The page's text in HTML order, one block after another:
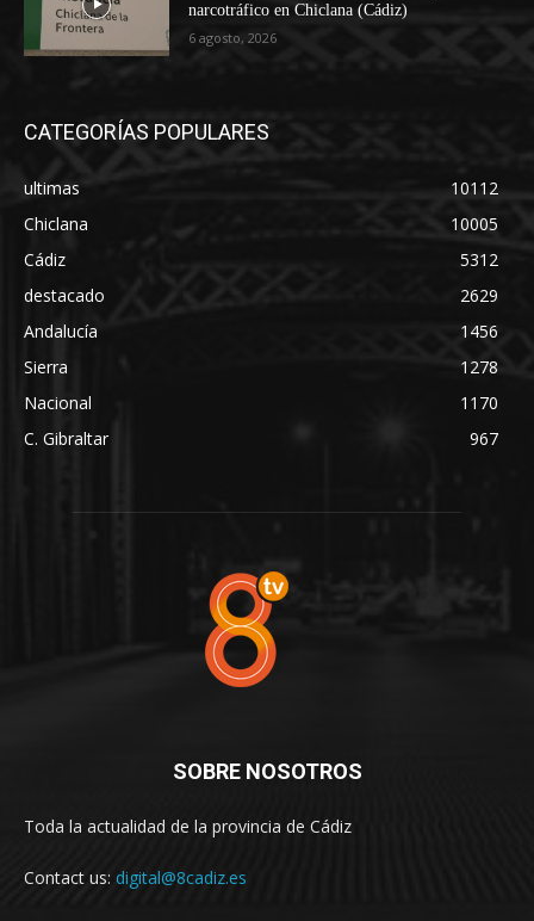
narcotráfico en Chiclana (Cádiz)
6 agosto, 2026
CATEGORÍAS POPULARES
ultimas
10112
Chiclana
10005
Cádiz
5312
destacado
2629
Andalucía
1456
Sierra
1278
Nacional
1170
C. Gibraltar
967
SOBRE NOSOTROS
Toda la actualidad de la provincia de Cádiz
Contact us: digital@8cadiz.es